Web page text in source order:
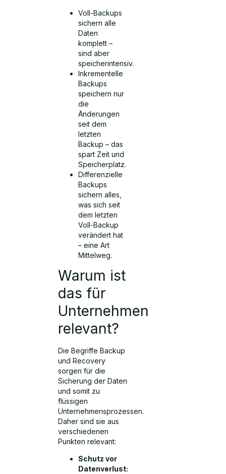
Voll-Backups
sichern alle
Daten
komplett –
sind aber
speicherintensiv.
Inkrementelle
Backups
speichern nur
die
Änderungen
seit dem
letzten
Backup – das
spart Zeit und
Speicherplatz.
Differenzielle
Backups
sichern alles,
was sich seit
dem letzten
Voll-Backup
verändert hat
– eine Art
Mittelweg.
Warum ist
das für
Unternehmen
relevant?
Die Begriffe Backup
und Recovery
sorgen für die
Sicherung der Daten
und somit zu
flüssigen
Unternehmensprozessen.
Daher sind sie aus
verschiedenen
Punkten relevant:
Schutz vor
Datenverlust: